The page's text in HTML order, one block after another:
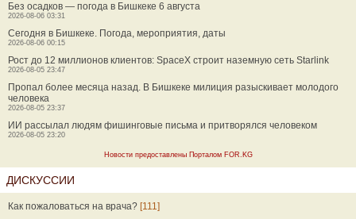
Без осадков — погода в Бишкеке 6 августа
2026-08-06 03:31
Сегодня в Бишкеке. Погода, мероприятия, даты
2026-08-06 00:15
Рост до 12 миллионов клиентов: SpaceX строит наземную сеть Starlink
2026-08-05 23:47
Пропал более месяца назад. В Бишкеке милиция разыскивает молодого
человека
2026-08-05 23:37
ИИ рассылал людям фишинговые письма и притворялся человеком
2026-08-05 23:20
Новости предоставлены Порталом FOR.KG
ДИСКУССИИ
Как пожаловаться на врача? [111]